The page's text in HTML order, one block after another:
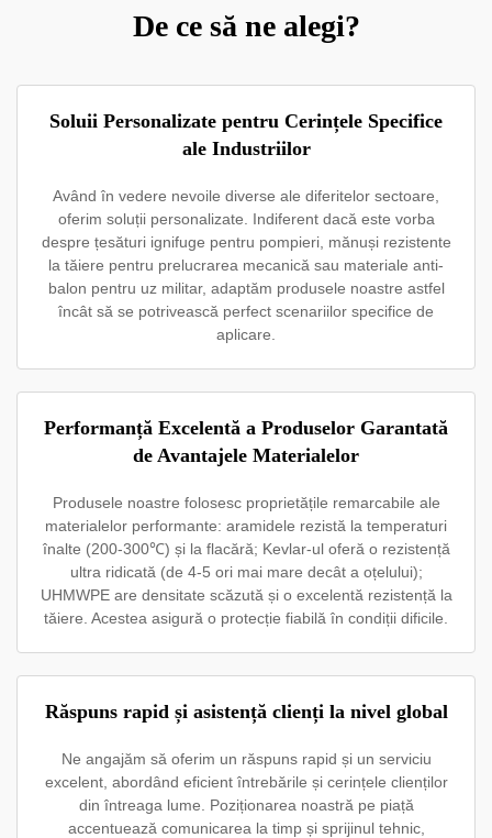
De ce să ne alegi?
Soluii Personalizate pentru Cerințele Specifice
ale Industriilor
Având în vedere nevoile diverse ale diferitelor sectoare,
oferim soluții personalizate. Indiferent dacă este vorba
despre țesături ignifuge pentru pompieri, mănuși rezistente
la tăiere pentru prelucrarea mecanică sau materiale anti-
balon pentru uz militar, adaptăm produsele noastre astfel
încât să se potrivească perfect scenariilor specifice de
aplicare.
Performanță Excelentă a Produselor Garantată
de Avantajele Materialelor
Produsele noastre folosesc proprietățile remarcabile ale
materialelor performante: aramidele rezistă la temperaturi
înalte (200-300℃) și la flacără; Kevlar-ul oferă o rezistență
ultra ridicată (de 4-5 ori mai mare decât a oțelului);
UHMWPE are densitate scăzută și o excelentă rezistență la
tăiere. Acestea asigură o protecție fiabilă în condiții dificile.
Răspuns rapid și asistență clienți la nivel global
Ne angajăm să oferim un răspuns rapid și un serviciu
excelent, abordând eficient întrebările și cerințele clienților
din întreaga lume. Poziționarea noastră pe piață
accentuează comunicarea la timp și sprijinul tehnic,